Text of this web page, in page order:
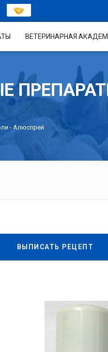
ВЕТЕРИНАРНАЯ
- Алюспрей
ВЫПИСАТЬ РЕЦЕПТ